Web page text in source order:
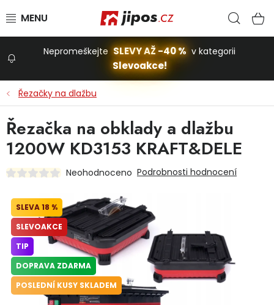
Stavba a dům
Dílna
Domácnost
Dětská hřiště
Nepromeškejte SLEVY AŽ -40 % v kategorii
Slevoakce!
Řezačky na dlažbu
Řezačka na obklady a dlažbu
1200W KD3153 KRAFT&DELE
Neohodnoceno Podrobnosti hodnocení
18 %
SLEVOAKCE
TIP
DOPRAVA ZDARMA
POSLEDNÍ KUSY SKLADEM